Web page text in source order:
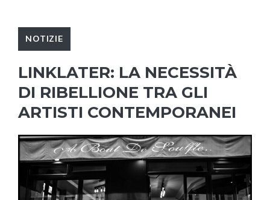
NOTIZIE
LINKLATER: LA NECESSITÀ
DI RIBELLIONE TRA GLI
ARTISTI CONTEMPORANEI